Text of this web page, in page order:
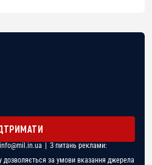
info@mil.in.ua | З питань реклами:
дозволяється за умови вказання джерела